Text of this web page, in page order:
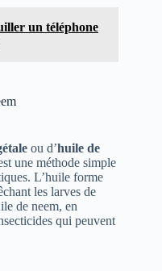
un téléphone
ou d’huile de
une méthode simple
L’huile forme
les larves de
de neem, en
qui peuvent